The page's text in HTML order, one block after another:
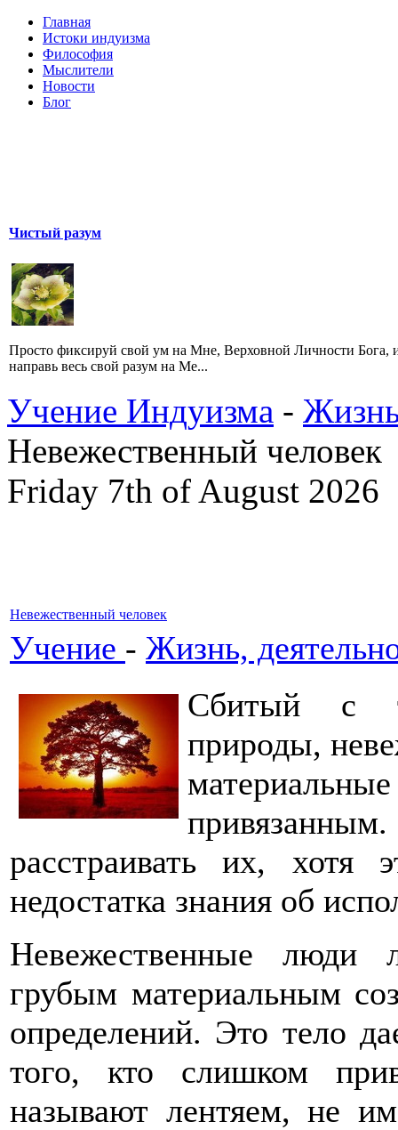
Главная
Истоки индуизма
Философия
Мыслители
Новости
Блог
Чистый разум
Просто фиксируй свой ум на Мне, Верховной Личности Бога,
направь весь свой разум на Ме...
Учение Индуизма -
Невежественный человек
Friday 7th of August 2026
Невежественный человек
Учение - Жизнь,
Сбитый с
природы,
расстраивать их, хотя
недостатка знания об
Невежественные люди
грубым материальным
определений. Это тело
того, кто слишком
называют лентяем, не